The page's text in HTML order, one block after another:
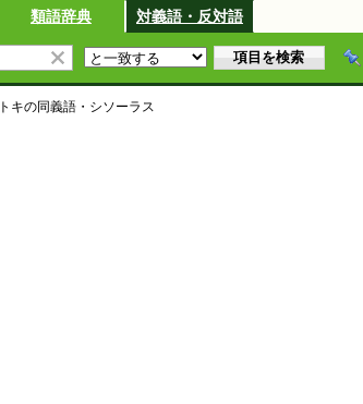
類語辞典 対義語・反対語
キの同義語・シソーラス